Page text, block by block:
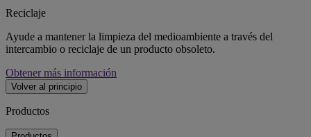
Reciclaje
Ayude a mantener la limpieza del medioambiente a través del
intercambio o reciclaje de un producto obsoleto.
Obtener más información
Volver al principio
Productos